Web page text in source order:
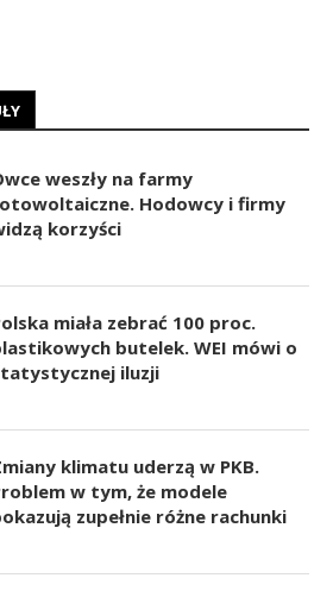
weszły na farmy
Hodowcy i firmy
korzyści
miała zebrać 100 proc.
butelek. WEI mówi o
iluzji
klimatu uderzą w PKB.
w tym, że modele
zupełnie różne rachunki